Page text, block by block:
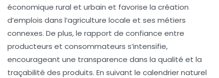
économique rural et urbain et favorise la création
d’emplois dans l’agriculture locale et ses métiers
connexes. De plus, le rapport de confiance entre
producteurs et consommateurs s’intensifie,
encourageant une transparence dans la qualité et la
traçabilité des produits. En suivant le calendrier naturel